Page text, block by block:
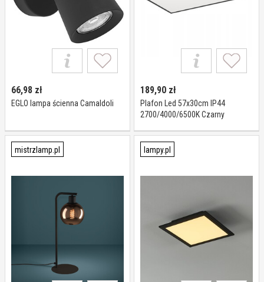
66,98 zł
EGLO lampa ścienna Camaldoli
189,90 zł
Plafon Led 57x30cm IP44
2700/4000/6500K Czarny
mistrzlamp.pl lampy.pl